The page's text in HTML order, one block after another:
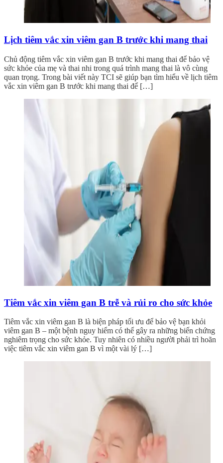
Lịch tiêm vắc xin viêm gan B trước khi mang thai
Chủ động tiêm vắc xin viêm gan B trước khi mang thai để bảo vệ
sức khỏe của mẹ và thai nhi trong quá trình mang thai là vô cùng
quan trọng. Trong bài viết này TCI sẽ giúp bạn tìm hiểu về lịch tiêm
vắc xin viêm gan B trước khi mang thai để […]
Tiêm vắc xin viêm gan B trễ và rủi ro cho sức khỏe
Tiêm vắc xin viêm gan B là biện pháp tối ưu để bảo vệ bạn khỏi
viêm gan B – một bệnh nguy hiểm có thể gây ra những biến chứng
nghiêm trọng cho sức khỏe. Tuy nhiên có nhiều người phải trì hoãn
việc tiêm vắc xin viêm gan B vì một vài lý […]